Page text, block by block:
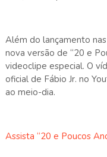
Além do lançamento
nova versão de “20 e
videoclipe especial. O
oficial de Fábio Jr. no
ao meio-dia.
Assista “20 e Poucos